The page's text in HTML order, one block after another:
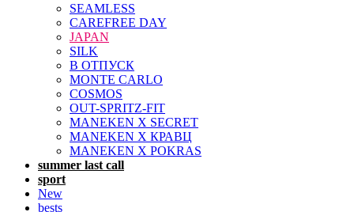
SEAMLESS
CAREFREE DAY
JAPAN
SILK
В ОТПУСК
MONTE CARLO
COSMOS
OUT-SPRITZ-FIT
MANEKEN X SECRET
MANEKEN X КРАВЦ
MANEKEN X POKRAS
summer last call
sport
New
bests